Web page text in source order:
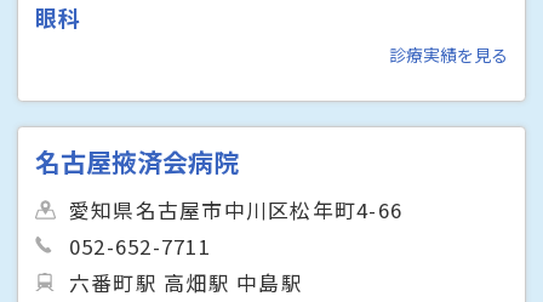
眼科
診療実績を見る
名古屋掖済会病院
愛知県名古屋市中川区松年町4-66
052-652-7711
六番町駅 高畑駅 中島駅